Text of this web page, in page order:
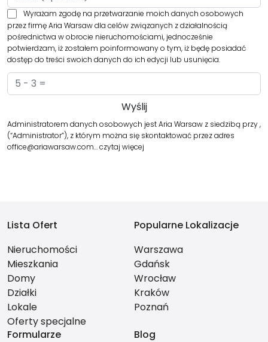
Wyrażam zgodę na przetwarzanie moich danych osobowych
przez firmę Aria Warsaw dla celów związanych z działalnością
pośrednictwa w obrocie nieruchomościami, jednocześnie
potwierdzam, iż zostałem poinformowany o tym, iż będę posiadać
dostęp do treści swoich danych do ich edycji lub usunięcia.
Administratorem danych osobowych jest Aria Warsaw z siedzibą przy ,
(“Administrator”), z którym można się skontaktować przez adres
office@ariawarsaw.com…czytaj więcej
Lista Ofert
Nieruchomości
Mieszkania
Domy
Działki
Lokale
Oferty specjalne
Popularne Lokalizacje
Warszawa
Gdańsk
Wrocław
Kraków
Poznań
Formularze
Blog